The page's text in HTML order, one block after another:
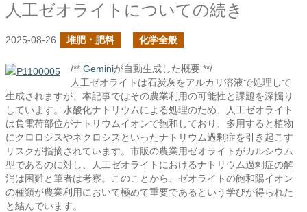
人工ゼオライトについての続き
2025-08-26 堆肥・肥料 化学全般
/** Geminiが自動生成した概要 **/
人工ゼオライトは石炭灰をアルカリ溶液で処理して
生成されますが、本記事ではその農業利用の可能性と課題を深掘り
しています。水酸化ナトリウムによる処理のため、人工ゼオライト
は負電荷部位がナトリウムイオンで飽和しており、多用すると植物
にクロロシスやネクロシスといったナトリウム過剰症を引き起こす
リスクが指摘されています。市販の農業用ゼオライトがカルシウム
型であるのに対し、人工ゼオライトにおけるナトリウム過剰症の解
消は困難と筆者は考察。このことから、ゼオライトの飽和陽イオン
の種類が農業利用において極めて重要であるという学びが得られた
と結んでいます。